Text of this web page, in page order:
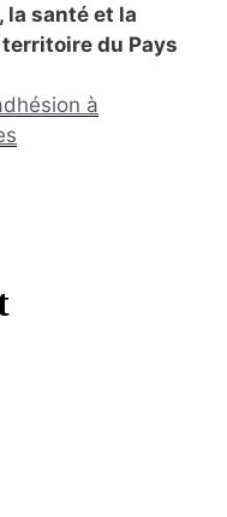
santé et la
du Pays
à